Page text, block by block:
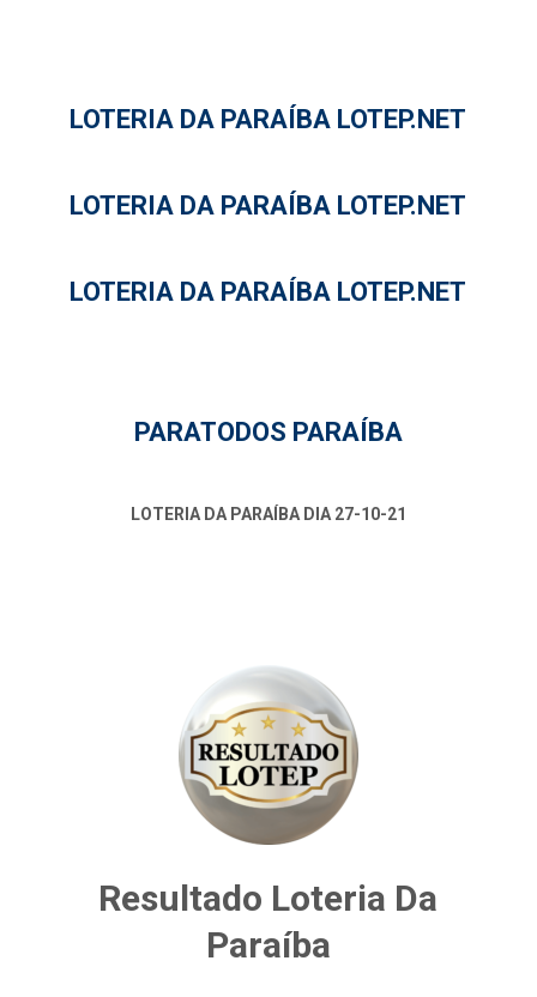
LOTERIA DA PARAÍBA LOTEP.NET
LOTERIA DA PARAÍBA LOTEP.NET
LOTERIA DA PARAÍBA LOTEP.NET
PARATODOS PARAÍBA
LOTERIA DA PARAÍBA DIA 27-10-21
Resultado Loteria Da
Paraíba